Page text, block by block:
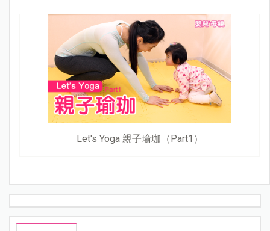
Let's Yoga 親子瑜珈（Part1）